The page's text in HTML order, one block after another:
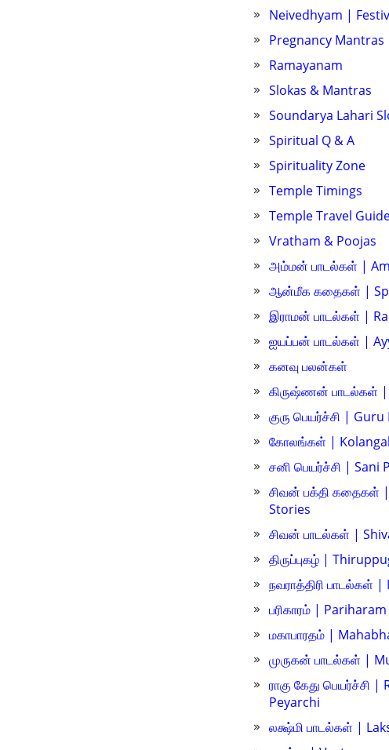
Neivedhyam |
Pregnancy Mantras
Ramayanam
Slokas & Mantras
Soundarya Lahari
Spiritual Q & A
Spirituality Zone
Temple Timings
Temple Travel
Vratham & Poojas
அம்மன் பாடல்கள் |
ஆன்மீக கதைகள் |
இராமன் பாடல்கள் |
ஐயப்பன் பாடல்கள் |
கனவு பலன்கள்
கிருஷ்ணன் பாடல்கள் |
குரு பெயர்ச்சி |
கோலங்கள் | Kolangal
சனி பெயர்ச்சி | Sani
சிவன் பக்தி கதைகள் |
Stories
சிவன் பாடல்கள் |
திருப்புகழ் |
நவராத்திரி பாடல்கள்
பரிகாரம் | Pariharam
மகாபாரதம் |
முருகன் பாடல்கள் |
ராகு கேது பெயர்ச்சி |
Peyarchi
லக்ஷ்மி பாடல்கள் |